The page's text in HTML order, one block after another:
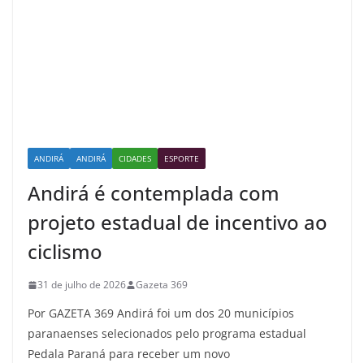
ANDIRÁ ANDIRÁ CIDADES ESPORTE
Andirá é contemplada com
projeto estadual de incentivo ao
ciclismo
31 de julho de 2026 Gazeta 369
Por GAZETA 369 Andirá foi um dos 20 municípios
paranaenses selecionados pelo programa estadual
Pedala Paraná para receber um novo